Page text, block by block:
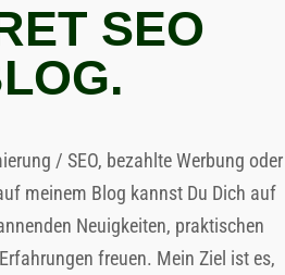
SEO
/ SEO, bezahlte Werbung oder
meinem Blog kannst Du Dich auf
Neuigkeiten, praktischen
freuen. Mein Ziel ist es,